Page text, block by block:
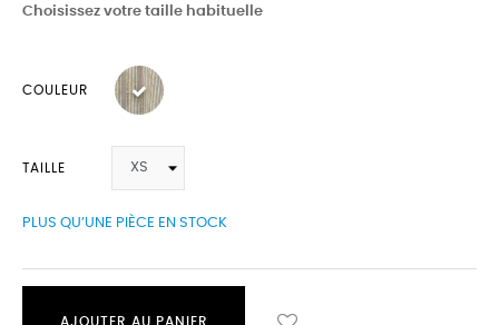
Choisissez votre taille habituelle
COULEUR
TAILLE
PLUS QU’UNE PIÈCE EN STOCK
AJOUTER AU PANIER